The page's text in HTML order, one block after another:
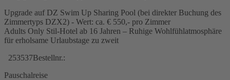
Upgrade auf DZ Swim Up Sharing Pool (bei direkter Buchung des
Zimmertyps DZX2) - Wert: ca. € 550,- pro Zimmer
Adults Only Stil-Hotel ab 16 Jahren – Ruhige Wohlfühlatmosphäre
für erholsame Urlaubstage zu zweit
253537Bestellnr.:
Pauschalreise